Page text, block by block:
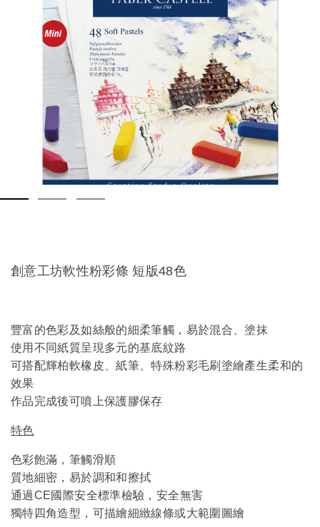
創意工坊軟性粉彩條 短版48色
豐富的色彩及如絲般的細柔筆觸，易於混合、塗抹
使用不同紙質呈現多元的基底紋路
可搭配輝柏軟橡皮、紙筆、特殊粉彩毛刷塗繪產生柔和的
效果
作品完成後可噴上保護膠保存
特色
色彩飽滿，筆觸滑順
質地細密，易於調和和擦拭
通過CE國際安全標準檢驗，安全無害
獨特四角造型，可描繪細緻線條或大範圍圖繪